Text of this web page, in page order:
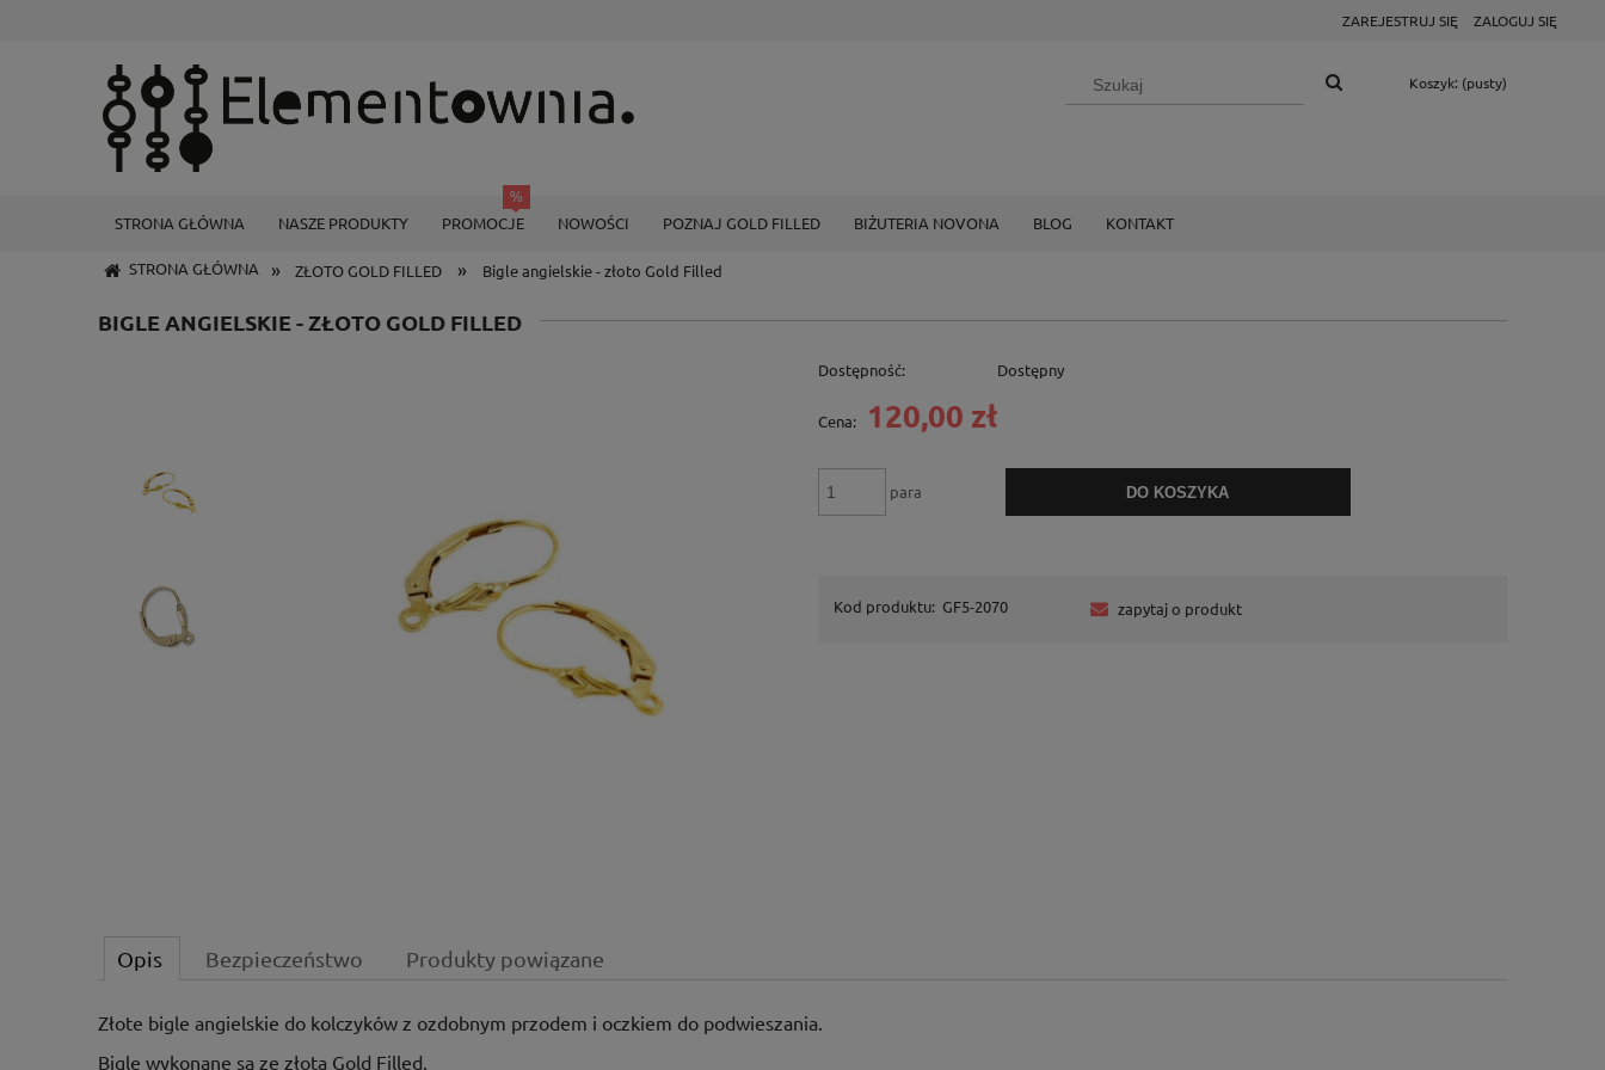
ZAREJESTRUJ SIĘ ZALOGUJ SIĘ
Koszyk: (pusty)
STRONA GŁÓWNA NASZE PRODUKTY PROMOCJE NOWOŚCI POZNAJ GOLD FILLED BIŻUTERIA NOVONA BLOG KONTAKT
STRONA GŁÓWNA » ZŁOTO GOLD FILLED » Bigle angielskie - złoto Gold Filled
BIGLE ANGIELSKIE - ZŁOTO GOLD FILLED
Dostępność: Dostępny
Cena: 120,00 zł
para DO KOSZYKA
Kod produktu: GF5-2070 zapytaj o produkt
Opis Bezpieczeństwo Produkty powiązane
Złote bigle angielskie do kolczyków z ozdobnym przodem i oczkiem do podwieszania.
Bigle wykonane są ze złota Gold Filled.